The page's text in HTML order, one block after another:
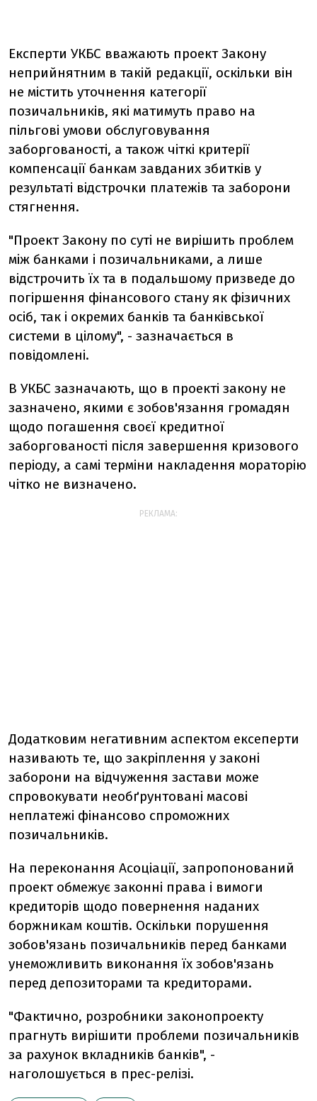
Експерти УКБС вважають проект Закону
неприйнятним в такій редакції, оскільки він
не містить уточнення категорії
позичальників, які матимуть право на
пільгові умови обслуговування
заборгованості, а також чіткі критерії
компенсації банкам завданих збитків у
результаті відстрочки платежів та заборони
стягнення.
"Проект Закону по суті не вирішить проблем
між банками і позичальниками, а лише
відстрочить їх та в подальшому призведе до
погіршення фінансового стану як фізичних
осіб, так і окремих банків та банківської
системи в цілому", - зазначається в
повідомлені.
В УКБС зазначають, що в проекті закону не
зазначено, якими є зобов'язання громадян
щодо погашення своєї кредитної
заборгованості після завершення кризового
періоду, а самі терміни накладення мораторію
чітко не визначено.
РЕКЛАМА:
Додатковим негативним аспектом ексеперти
називають те, що закріплення у законі
заборони на відчуження застави може
спровокувати необґрунтовані масові
неплатежі фінансово спроможних
позичальників.
На переконання Асоціації, запропонований
проект обмежує законні права і вимоги
кредиторів щодо повернення наданих
боржникам коштів. Оскільки порушення
зобов'язань позичальників перед банками
унеможливить виконання їх зобов'язань
перед депозиторами та кредиторами.
"Фактично, розробники законопроекту
прагнуть вирішити проблеми позичальників
за рахунок вкладників банків", -
наголошується в прес-релізі.